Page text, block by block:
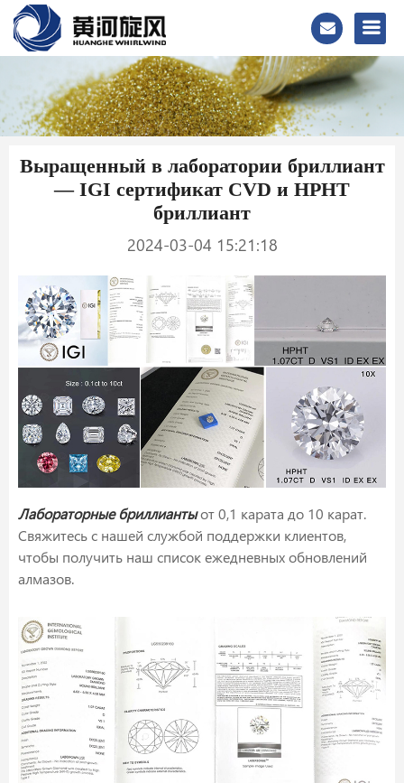
Выращенный в лаборатории бриллиант
— IGI сертификат CVD и HPHT
бриллиант
2024-03-04 15:21:18
Лабораторные бриллиантыот 0,1 карата до 10 карат.
Свяжитесь с нашей службой поддержки клиентов,
чтобы получить наш список ежедневных обновлений
алмазов.